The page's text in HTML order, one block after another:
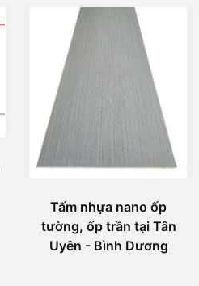
Tấm nhựa nano ốp
tường, ốp trần tại Tân
Uyên - Bình Dương